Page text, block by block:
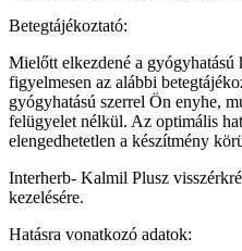
Betegtájékoztató:
Mielőtt elkezdené a gyógyhatású
figyelmesen az alábbi
gyógyhatású szerrel Ön enyhe,
felügyelet nélkül. Az optimális
elengedhetetlen a készítmény
Interherb- Kalmil Plusz
kezelésére.
Hatásra vonatkozó adatok: